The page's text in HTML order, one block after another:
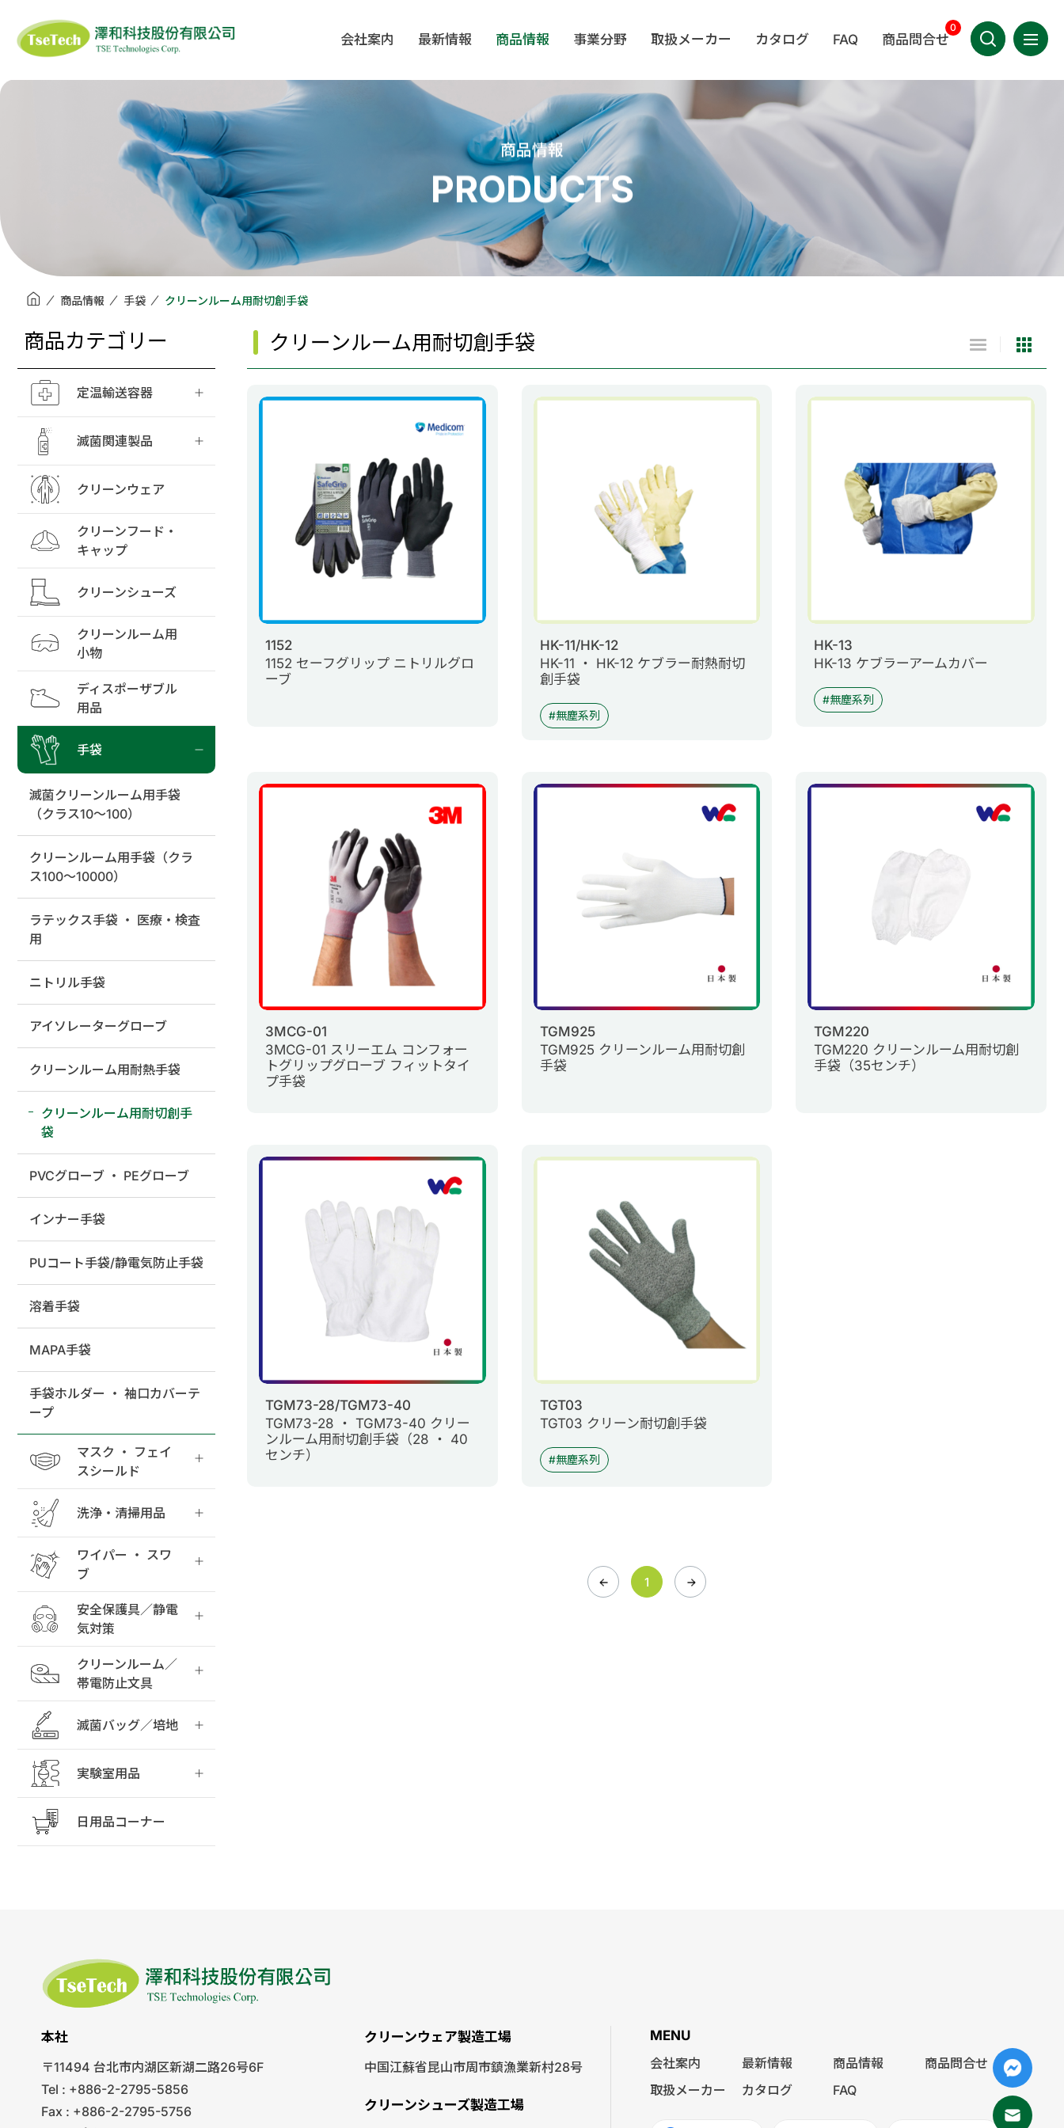
澤和科技有限公司
選單導
会社案内 最新情報 商品情報
定温輸送容器 滅菌関連製品
クリーンフード・キ
ャップ
クリーンシューズ
クリーンルーム用小
ディスポーザブル用
マスク ・ フェイス
洗浄・清掃用品 ワイパー ・ スワブ
事業分野 取扱メーカー
ISOFIELD SIGIYAMA-GEN BIOCLEAN TEXWIPE VILEDA BERKSHIRE
DUPONT TYVEK DUPONT MOTEX TRONPOWER OPTIMA WINCESS KIMTECH®
PROTOS SHIRUDO 醫柏康 SHOWA
カタログ FAQ
技術相關
其他相關
商品問合せ
0
マイページ
商品情報
PRODUCTS
商品情報 手袋 クリーンルーム用耐切創手袋
商品カテゴリー
定温輸送容器
滅菌関連製品
クリーンウェア
クリーンフード・
キャップ
クリーンシューズ
クリーンルーム用
小物
ディスポーザブル
用品
手袋
滅菌クリーンルーム用手袋
（クラス10～100）
クリーンルーム用手袋（クラ
ス100～10000）
ラテックス手袋 ・ 医療・検査
用
ニトリル手袋
アイソレーターグローブ
クリーンルーム用耐熱手袋
クリーンルーム用耐切創手
袋
PVCグローブ ・ PEグローブ
インナー手袋
PUコート手袋/静電気防止手袋
溶着手袋
MAPA手袋
手袋ホルダー ・ 袖口カバーテ
ープ
マスク ・ フェイ
スシールド
洗浄・清掃用品
ワイパー ・ スワ
ブ
安全保護具／静電
気対策
クリーンルーム／
帯電防止文具
滅菌バッグ／培地
実験室用品
日用品コーナー
クリーンルーム用耐切創手袋
1152
1152 セーフグリップ ニトリルグロ
ーブ
HK-11/HK-12
HK-11 ・ HK-12 ケブラー耐熱耐切
創手袋
無塵系列
HK-13
HK-13 ケブラーアームカバー
無塵系列
3MCG-01
3MCG-01 スリーエム コンフォー
トグリップグローブ フィットタイ
プ手袋
TGM925
TGM925 クリーンルーム用耐切創
手袋
TGM220
TGM220 クリーンルーム用耐切創
手袋（35センチ）
TGM73-28/TGM73-40
TGM73-28 ・ TGM73-40 クリー
ンルーム用耐切創手袋（28 ・ 40
センチ）
TGT03
TGT03 クリーン耐切創手袋
無塵系列
1
本社
〒11494 台北市内湖区新湖二路26号6F
Tel : +886-2-2795-5856
Fax : +886-2-2795-5756
クリーンウェア製造工場
中国江蘇省昆山市周市鎮漁業新村28号
クリーンシューズ製造工場
MENU
会社案内
最新情報 商品情報
商品問合せ
取扱メーカー
カタログ FAQ